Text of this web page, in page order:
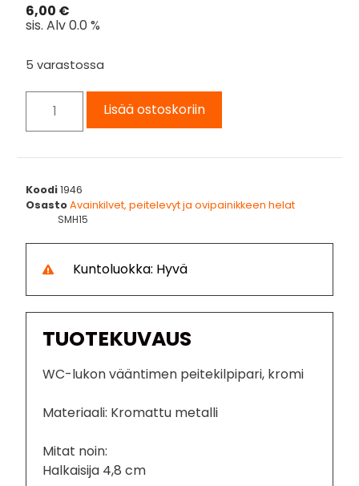
6,00 €
sis. Alv 0.0 %
5 varastossa
Lisää ostoskoriin
Koodi1946
OsastoAvainkilvet, peitelevyt ja ovipainikkeen helat
SMH15
Kuntoluokka: Hyvä
TUOTEKUVAUS
WC-lukon vääntimen peitekilpipari, kromi
Materiaali: Kromattu metalli
Mitat noin:
Halkaisija 4,8 cm